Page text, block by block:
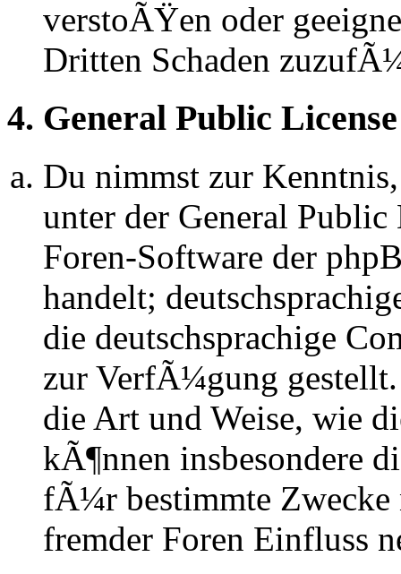
verstoÃŸen oder
Dritten Schaden
4. General Public License
Du nimmst zur
unter der General
Foren-Software der
handelt;
die deutschsprachige
zur VerfÃ¼gung
die Art und Weise, wie
kÃ¶nnen insbesondere
fÃ¼r bestimmte Zwecke
fremder Foren Einfluss